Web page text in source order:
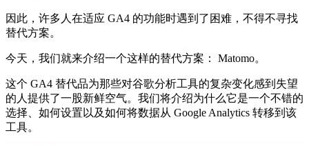
因此，许多人在适应 GA4 的功能时遇到了困难，不得不寻找
替代方案。
今天，我们就来介绍一个这样的替代方案： Matomo。
这个 GA4 替代品为那些对谷歌分析工具的复杂变化感到失望
的人提供了一股新鲜空气。我们将介绍为什么它是一个不错的
选择、如何设置以及如何将数据从 Google Analytics 转移到该
工具。